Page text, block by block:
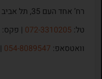
רח’ אחד העם 35, תל אביב – יפו 6520206
טל: 072-3310205| פקס:
וואטסאפ: 054-8089547
|